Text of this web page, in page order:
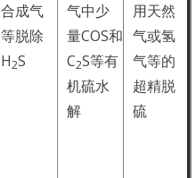
合成气
等脱除
H2S
气中少
量COS和
C2S等有
机硫水
解
用天然
气或氢
气等的
超精脱
硫